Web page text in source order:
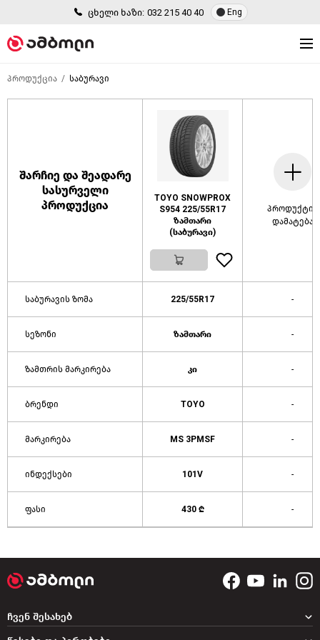
ცხელი ხაზი: 032 215 40 40 Eng
პროდუქცია საბურავი
შარჩიე და შეადარე
სასურველი
პროდუქცია
TOYO SNOWPROX
S954 225/55R17
ზამთარი
(საბურავი)
პროდუქტის
დამატება
საბურავის ზომა 225/55R17 -
სეზონი ზამთარი -
ზამთრის მარკირება კი -
ბრენდი TOYO -
მარკირება MS 3PMSF -
ინდექსები 101V -
ფასი 430 ₾ -
ჩვენ შესახებ